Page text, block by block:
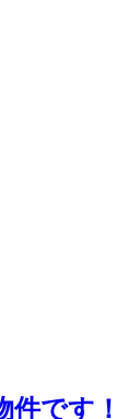
です！